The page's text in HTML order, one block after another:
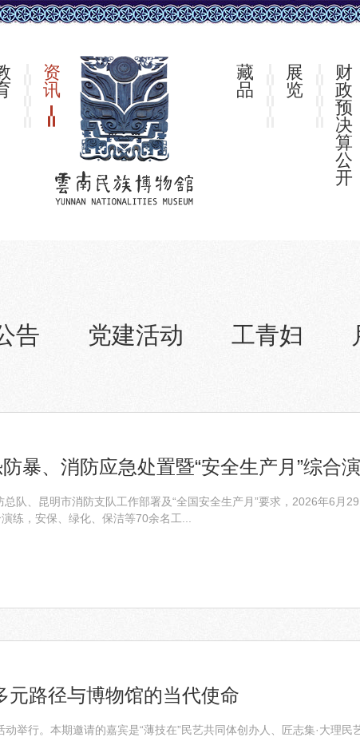
资
讯
藏
品
展
览
财
政
预
决
算
公
开
告 党建活动 工青妇
暴、消防应急处置暨“安全生产月”综合
队、昆明市消防支队工作部署及“全国安全生产月”要求，2026年6月
练，安保、绿化、保洁等70余名工...
元路径与博物馆的当代使命
动举行。本期邀请的嘉宾是“薄技在”民艺共同体创办人、匠志集·大理